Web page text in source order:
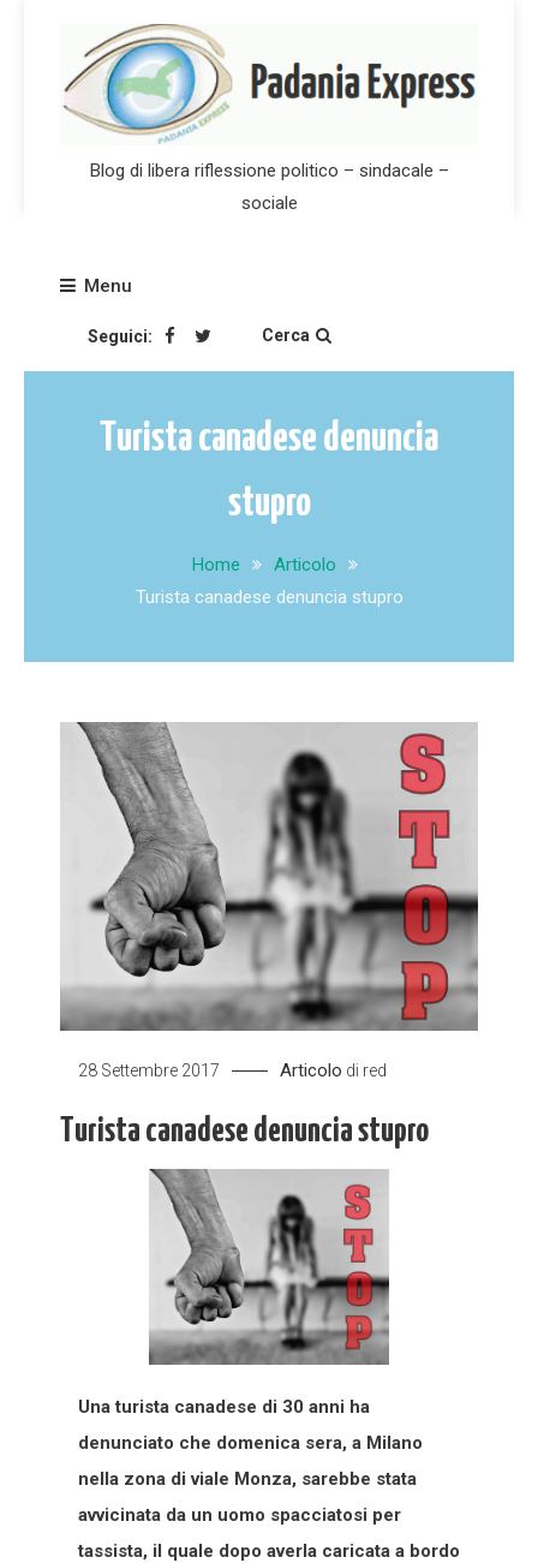
Blog di libera riflessione politico – sindacale –
sociale
Menu
Seguici: Cerca
Turista canadese denuncia
stupro
Home
Articolo
Turista canadese denuncia stupro
28 Settembre 2017 Articolo di red
Turista canadese denuncia stupro
Una turista canadese di 30 anni ha
denunciato che domenica sera, a Milano
nella zona di viale Monza, sarebbe stata
avvicinata da un uomo spacciatosi per
tassista, il quale dopo averla caricata a bordo